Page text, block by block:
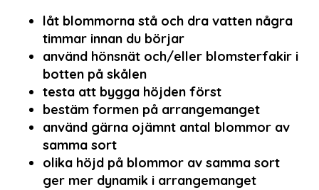
låt blommorna stå och dra vatten några
timmar innan du börjar
använd hönsnät och/eller blomsterfakir i
botten på skålen
testa att bygga höjden först
bestäm formen på arrangemanget
använd gärna ojämnt antal blommor av
samma sort
olika höjd på blommor av samma sort
ger mer dynamik i arrangemanget